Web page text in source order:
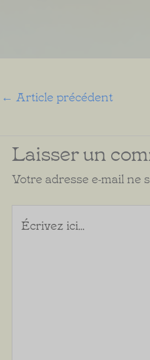
← Article précédent
Laisser un
Votre adresse e-mail ne
Écrivez
ici…